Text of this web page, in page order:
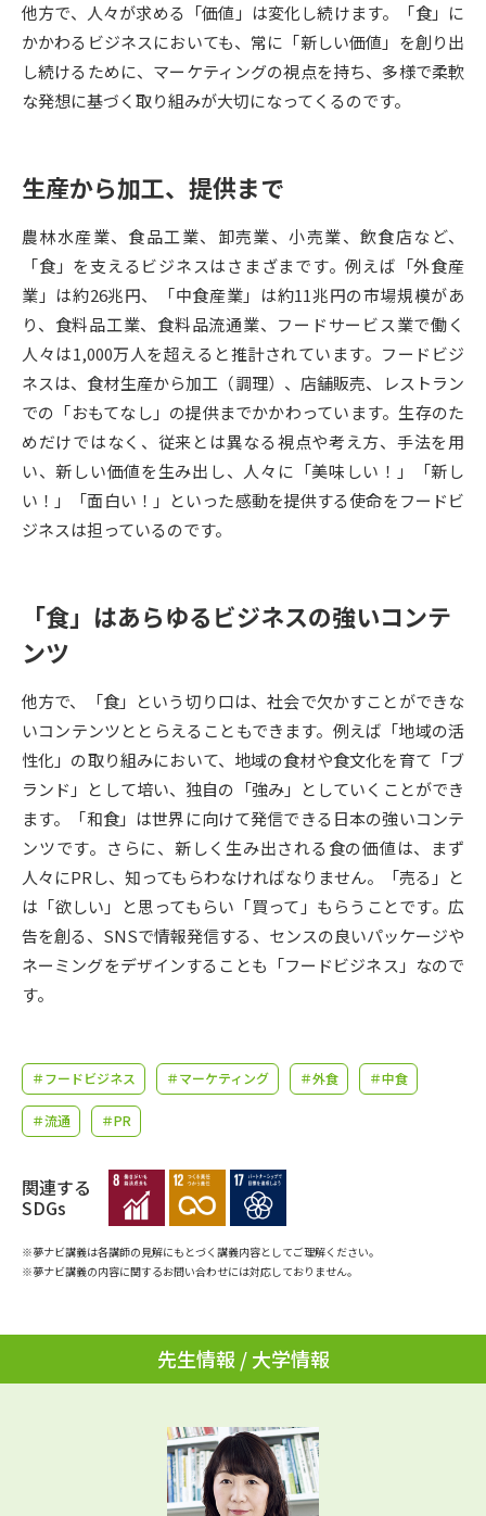
新増設大学・学部・学科特集
国際・グローバルに強い大学特
集
データサイエンス特集 奨学金・特待生制度特集
（高3生用）
（高2生用）
SELFBRAND特集ページ
オープンキャンパスなどを調べる
オープンキャンパス検索 実施プログラムから探す
来場型・Web型イベント特集 夢ナビライブ
受験準備
志望校・出願校を調べる
先輩が入学を決めた理由 テレメール全国一斉進学調査
学問発見 学問検索
大学で学びたい学問発見
学問の教科書 夢ナビライブ
Ｑ＆Ａ よくあるご質問 大学進学IDについて
資料の料金の
受付内容・発送状況の確認
個人情報取扱規定
テレメール進学カタログ
他方で、人々が求める「価値」は変化し続けます。「食」に
かかわるビジネスにおいても、常に「新しい価値」を創り出
し続けるために、マーケティングの視点を持ち、多様で柔軟
な発想に基づく取り組みが大切になってくるのです。
生産から加工、提供まで
農林水産業、食品工業、卸売業、小売業、飲食店など、
「食」を支えるビジネスはさまざまです。例えば「外食産
業」は約26兆円、「中食産業」は約11兆円の市場規模があ
り、食料品工業、食料品流通業、フードサービス業で働く
人々は1,000万人を超えると推計されています。フードビジ
ネスは、食材生産から加工（調理）、店舗販売、レストラン
での「おもてなし」の提供までかかわっています。生存のた
めだけではなく、従来とは異なる視点や考え方、手法を用
い、新しい価値を生み出し、人々に「美味しい！」「新し
い！」「面白い！」といった感動を提供する使命をフードビ
ジネスは担っているのです。
「食」はあらゆるビジネスの強いコンテ
ンツ
他方で、「食」という切り口は、社会で欠かすことができな
いコンテンツととらえることもできます。例えば「地域の活
性化」の取り組みにおいて、地域の食材や食文化を育て「ブ
ランド」として培い、独自の「強み」としていくことができ
ます。「和食」は世界に向けて発信できる日本の強いコンテ
ンツです。さらに、新しく生み出される食の価値は、まず
人々にPRし、知ってもらわなければなりません。「売る」と
は「欲しい」と思ってもらい「買って」もらうことです。広
告を創る、SNSで情報発信する、センスの良いパッケージや
ネーミングをデザインすることも「フードビジネス」なので
す。
＃フードビジネス ＃マーケティング ＃外食 ＃中食
＃流通 ＃PR
関連する
SDGs
※夢ナビ講義は各講師の見解にもとづく講義内容としてご理解ください。
※夢ナビ講義の内容に関するお問い合わせには対応しておりません。
先生情報 / 大学情報